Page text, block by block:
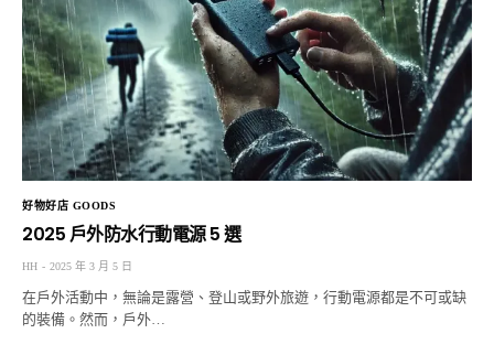
好物好店 GOODS
2025 戶外防水行動電源 5 選
HH 2025 年 3 月 5 日
在戶外活動中，無論是露營、登山或野外旅遊，行動電源都是不可或缺
的裝備。然而，戶外…